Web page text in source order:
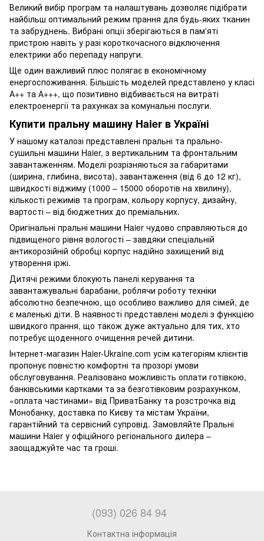
Великий вибір програм та налаштувань дозволяє підібрати
найбільш оптимальний режим прання для будь-яких тканин
та забруднень. Вибрані опції зберігаються в пам'яті
пристрою навіть у разі короткочасного відключення
електрики або перепаду напруги.
Ще один важливий плюс полягає в економічному
енергоспоживання. Більшість моделей представлено у класі
А++ та А+++, що позитивно відбивається на витраті
електроенергії та рахунках за комунальні послуги.
Купити пральну машину Haier в Україні
У нашому каталозі представлені пральні та прально-
сушильні машини Haier, з вертикальним та фронтальним
завантаженням. Моделі розрізняються за габаритами
(ширина, глибина, висота), завантаження (від 6 до 12 кг),
швидкості віджиму (1000 – 15000 оборотів на хвилину),
кількості режимів та програм, кольору корпусу, дизайну,
вартості – від бюджетних до преміальних.
Оригінальні пральні машини Haier чудово справляються до
підвищеного рівня вологості – завдяки спеціальній
антикорозійній обробці корпус надійно захищений від
утворення іржі.
Дитячі режими блокують панелі керування та
завантажувальні барабани, роблячи роботу техніки
абсолютно безпечною, що особливо важливо для сімей, де
є маленькі діти. В наявності представлені моделі з функцією
швидкого прання, що також дуже актуально для тих, хто
потребує щоденного очищення речей дитини.
Інтернет-магазин Haier-Ukraine.com усім категоріям клієнтів
пропонує повністю комфортні та прозорі умови
обслуговування. Реалізовано можливість оплати готівкою,
банківськими картками та за безготівковим розрахунком,
«оплата частинами» від ПриватБанку та розстрочка від
Монобанку, доставка по Києву та містам України,
гарантійний та сервісний супровід. Замовляйте Пральні
машини Haier у офіційного регіонального дилера –
заощаджуйте час та гроші.
(093) 026 84 94
Контактна інформація